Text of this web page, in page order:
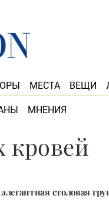
МЕСТА ВЕЩИ
МНЕНИЯ
кровей
столовая